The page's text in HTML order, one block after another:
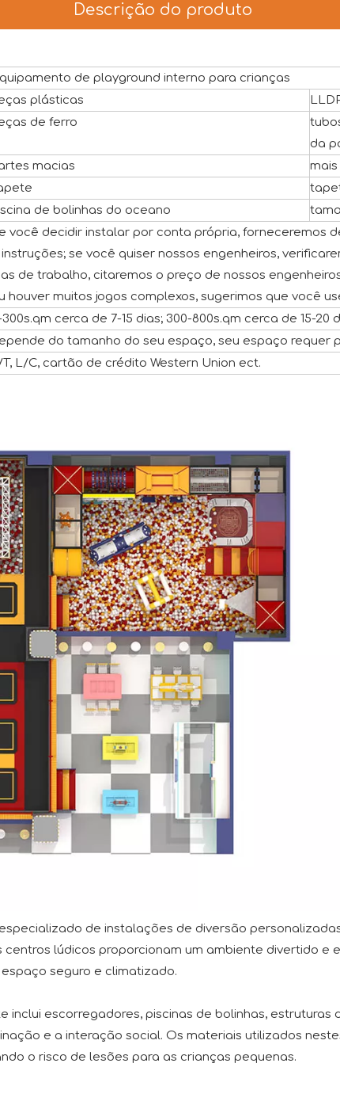
Descrição do produto
de playground interno para crianças
plásticas
de ferro
da
macias
mais
de bolinhas do oceano
você decidir instalar por conta própria, forneceremos
instruções; se você quiser nossos engenheiros,
de trabalho, citaremos o preço de nossos
houver muitos jogos complexos, sugerimos que você
cerca de 7-15 dias; 300-800s.qm cerca de 15-20
do tamanho do seu espaço, seu espaço requer
T, L/C, cartão de crédito Western Union ect.
de instalações de diversão
lúdicos proporcionam um ambiente divertido e
seguro e climatizado.
escorregadores, piscinas de bolinhas,
e a interação social. Os materiais utilizados
o risco de lesões para as crianças pequenas.